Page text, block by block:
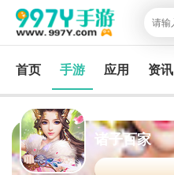
首页 手游 应用 资讯
诸子百家